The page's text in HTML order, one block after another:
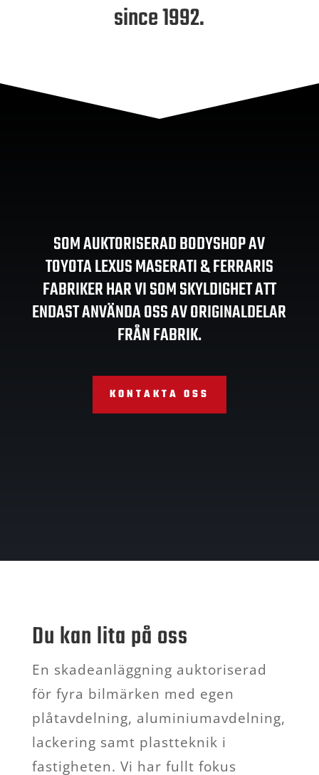
since 1992.
SOM AUKTORISERAD BODYSHOP AV
TOYOTA LEXUS MASERATI & FERRARIS
FABRIKER HAR VI SOM SKYLDIGHET ATT
ENDAST ANVÄNDA OSS AV ORIGINALDELAR
FRÅN FABRIK.
KONTAKTA OSS
Du kan lita på oss
En skadeanläggning auktoriserad
för fyra bilmärken med egen
plåtavdelning, aluminiumavdelning,
lackering samt plastteknik i
fastigheten. Vi har fullt fokus